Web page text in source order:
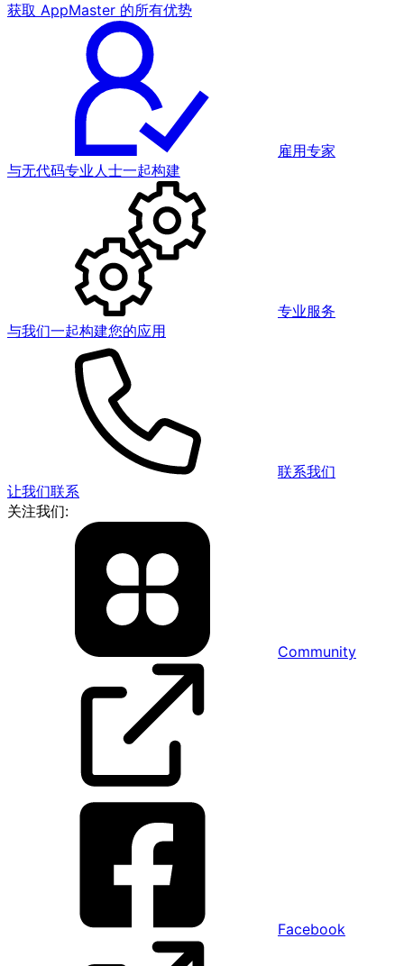
获取 AppMaster 的所有优势
雇用专家
与无代码专业人士一起构建
专业服务
与我们一起构建您的应用
联系我们
让我们联系
关注我们:
Community
Facebook